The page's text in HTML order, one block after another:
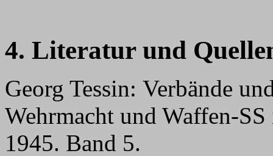
4. Literatur und
Georg Tessin: Verbände
Wehrmacht und Waffen-
1945. Band 5.